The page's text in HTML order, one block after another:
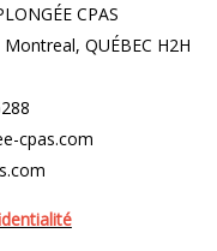
CPAS
QUÉBEC H2H
cpas.com